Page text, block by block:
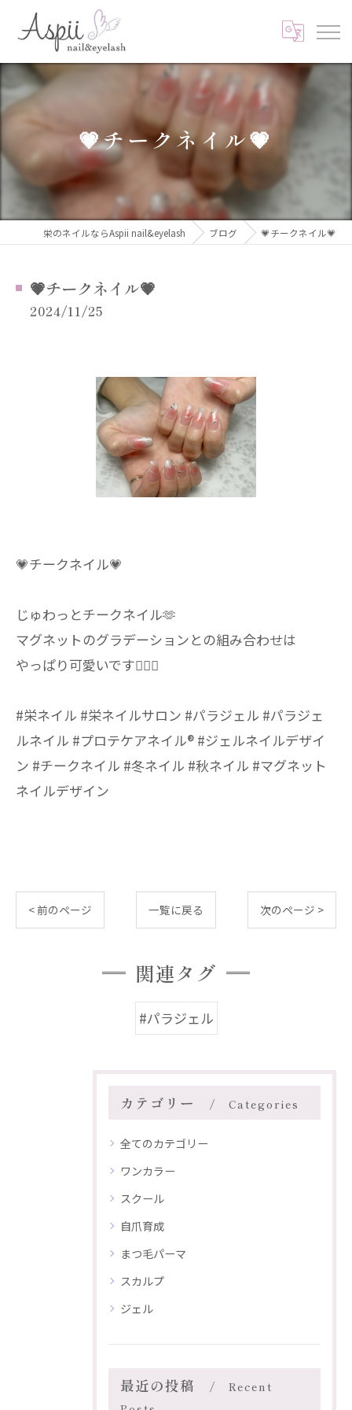
💗チークネイル💗
栄のネイルならAspii nail&eyelash ブログ 💗チークネイル💗
💗チークネイル💗
2024/11/25
💗チークネイル💗
じゅわっとチークネイル︎🫶
マグネットのグラデーションとの組み合わせは
やっぱり可愛いです🤦‍♀️✨
#栄ネイル #栄ネイルサロン #パラジェル #パラジェ
ルネイル #プロテケアネイル®︎ #ジェルネイルデザイ
ン #チークネイル #冬ネイル #秋ネイル #マグネット
ネイルデザイン
< 前のページ 一覧に戻る 次のページ >
関連タグ
#パラジェル
カテゴリー Categories
全てのカテゴリー
ワンカラー
スクール
自爪育成
まつ毛パーマ
スカルプ
ジェル
最近の投稿
Recent